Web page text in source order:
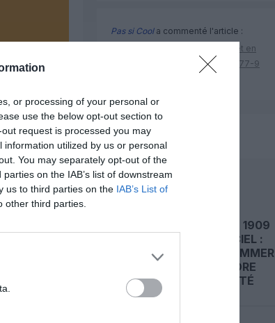
or processing of your personal or
use the below opt-out section to
request is processed you may
utilized by us or personal
You may separately opt-out of the
on the IAB’s list of downstream
us to third parties on the IAB’s List of
other third parties.
Print
Pas si Coola commenté l'article :
Après Emirates, Lufthansa remet en
cause la réception de Boeing 777-9
histoire de l'aviation
LIRE AUSSI
LE 7 AOÛT 1909
DANS LE CIEL :
ROGER SOMMER
FAIT ENCORE
L’ACTUALITÉ